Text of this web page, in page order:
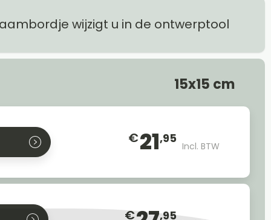
wijzigt u in de ontwerptool
15x15 cm
€21,95
Incl. BTW
€ ,95